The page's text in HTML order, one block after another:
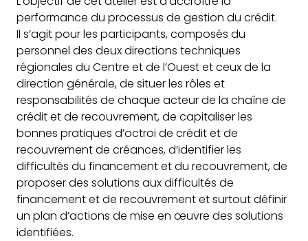
performance du processus de gestion du crédit.
Il s’agit pour les participants, composés du
personnel des deux directions techniques
régionales du Centre et de l’Ouest et ceux de la
direction générale, de situer les rôles et
responsabilités de chaque acteur de la chaîne de
crédit et de recouvrement, de capitaliser les
bonnes pratiques d’octroi de crédit et de
recouvrement de créances, d’identifier les
difficultés du financement et du recouvrement, de
proposer des solutions aux difficultés de
financement et de recouvrement et surtout définir
un plan d’actions de mise en œuvre des solutions
identifiées.